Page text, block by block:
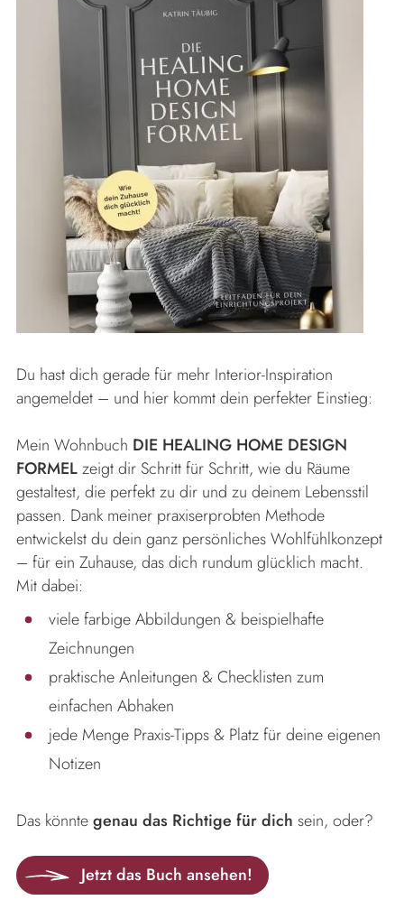
Du hast dich gerade für mehr Interior-Inspiration
angemeldet – und hier kommt dein perfekter Einstieg:
Mein Wohnbuch DIE HEALING HOME DESIGN
FORMELzeigt dir Schritt für Schritt, wie du Räume
gestaltest, die perfekt zu dir und zu deinem Lebensstil
passen. Dank meiner praxiserprobten Methode
entwickelst du dein ganz persönliches Wohlfühlkonzept
– für ein Zuhause, das dich rundum glücklich macht.
Mit dabei:
viele farbige Abbildungen & beispielhafte
Zeichnungen
praktische Anleitungen & Checklisten zum
einfachen Abhaken
jede Menge Praxis-Tipps & Platz für deine eigenen
Notizen
Das könntegenau das Richtige für dich sein, oder?
Jetzt das Buch ansehen!